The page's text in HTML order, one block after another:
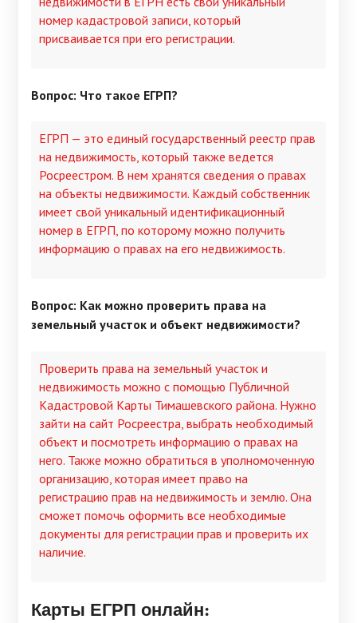
номер кадастровой записи, который
присваивается при его регистрации.
Вопрос: Что такое ЕГРП?
ЕГРП — это единый государственный реестр прав
на недвижимость, который также ведется
Росреестром. В нем хранятся сведения о правах
на объекты недвижимости. Каждый собственник
имеет свой уникальный идентификационный
номер в ЕГРП, по которому можно получить
информацию о правах на его недвижимость.
Вопрос: Как можно проверить права на
земельный участок и объект недвижимости?
Проверить права на земельный участок и
недвижимость можно с помощью Публичной
Кадастровой Карты Тимашевского района. Нужно
зайти на сайт Росреестра, выбрать необходимый
объект и посмотреть информацию о правах на
него. Также можно обратиться в уполномоченную
организацию, которая имеет право на
регистрацию прав на недвижимость и землю. Она
сможет помочь оформить все необходимые
документы для регистрации прав и проверить их
наличие.
Карты ЕГРП онлайн: